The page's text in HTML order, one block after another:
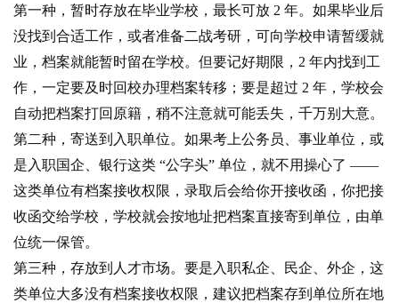
第一种，暂时存放在毕业学校，最长可放 2 年。如果毕业后
没找到合适工作，或者准备二战考研，可向学校申请暂缓就
业，档案就能暂时留在学校。但要记好期限，2 年内找到工
作，一定要及时回校办理档案转移；要是超过 2 年，学校会
自动把档案打回原籍，稍不注意就可能丢失，千万别大意。
第二种，寄送到入职单位。如果考上公务员、事业单位，或
是入职国企、银行这类 “公字头” 单位，就不用操心了 ——
这类单位有档案接收权限，录取后会给你开接收函，你把接
收函交给学校，学校就会按地址把档案直接寄到单位，由单
位统一保管。
第三种，存放到人才市场。要是入职私企、民企、外企，这
类单位大多没有档案接收权限，建议把档案存到单位所在地